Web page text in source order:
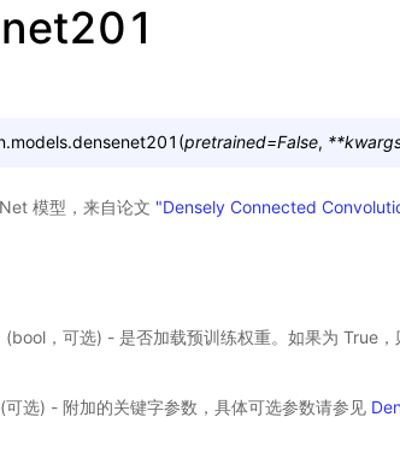
densenet201 (pretrained=False, **
模型，来自论文 "Densely Connected
(bool，可选) - 是否加载预训练权重。如果为 True
(可选) - 附加的关键字参数，具体可选参数请参见